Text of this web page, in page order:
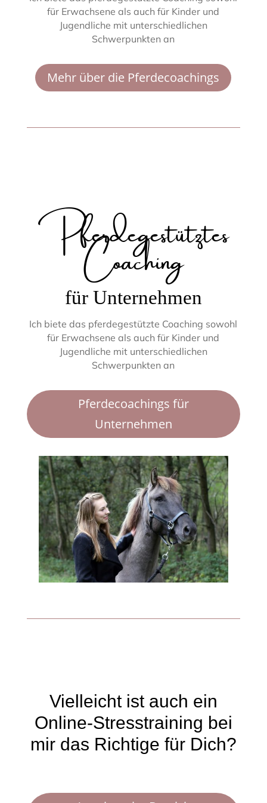
für Erwachsene als auch für Kinder und
Jugendliche mit unterschiedlichen
Schwerpunkten an
Mehr über die Pferdecoachings
Pferdegestütztes
Coaching
für Unternehmen
Ich biete das pferdegestützte Coaching sowohl
für Erwachsene als auch für Kinder und
Jugendliche mit unterschiedlichen
Schwerpunkten an
Pferdecoachings für
Unternehmen
Vielleicht ist auch ein
Online-Stresstraining bei
mir das Richtige für Dich?